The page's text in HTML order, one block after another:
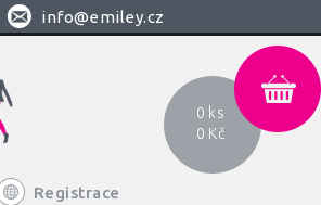
info@emiley.cz
Registrace
0 ks
0 Kč